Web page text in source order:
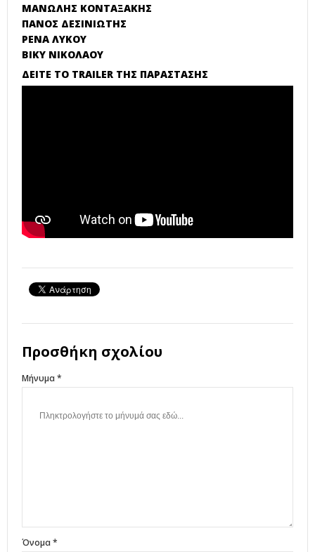
ΜΑΝΩΛΗΣ ΚΟΝΤΑΞΑΚΗΣ
ΠΑΝΟΣ ΔΕΣΙΝΙΩΤΗΣ
ΡΕΝΑ ΛΥΚΟΥ
ΒΙΚΥ ΝΙΚΟΛΑΟΥ
ΔΕΙΤΕ ΤΟ TRAILER ΤΗΣ ΠΑΡΑΣΤΑΣΗΣ
Προσθήκη σχολίου
Μήνυμα *
Όνομα *